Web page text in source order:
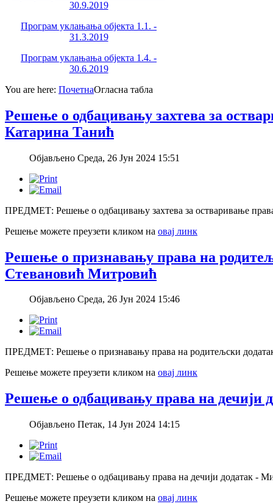
30.9.2019
Програм уклањања објекта 1.1. -
31.3.2019
Програм уклањања објекта 1.4. -
30.6.2019
You are here: ПочетнаОгласна табла
Решење о одбацивању захтева за
Катарина Танић
Објављено Среда, 26 Јун 2024 15:51
ПРЕДМЕТ: Решење о одбацивању захтева за остваривање
Решење можете преузети кликом на овај линк
Решење о признавању права на
Стевановић Митровић
Објављено Среда, 26 Јун 2024 15:46
ПРЕДМЕТ: Решење о признавању права на родитељски
Решење можете преузети кликом на овај линк
Решење о одбацивању права на дечији
Објављено Петак, 14 Јун 2024 14:15
ПРЕДМЕТ: Решење о одбацивању права на дечији додатак -
Решење можете преузети кликом на овај линк